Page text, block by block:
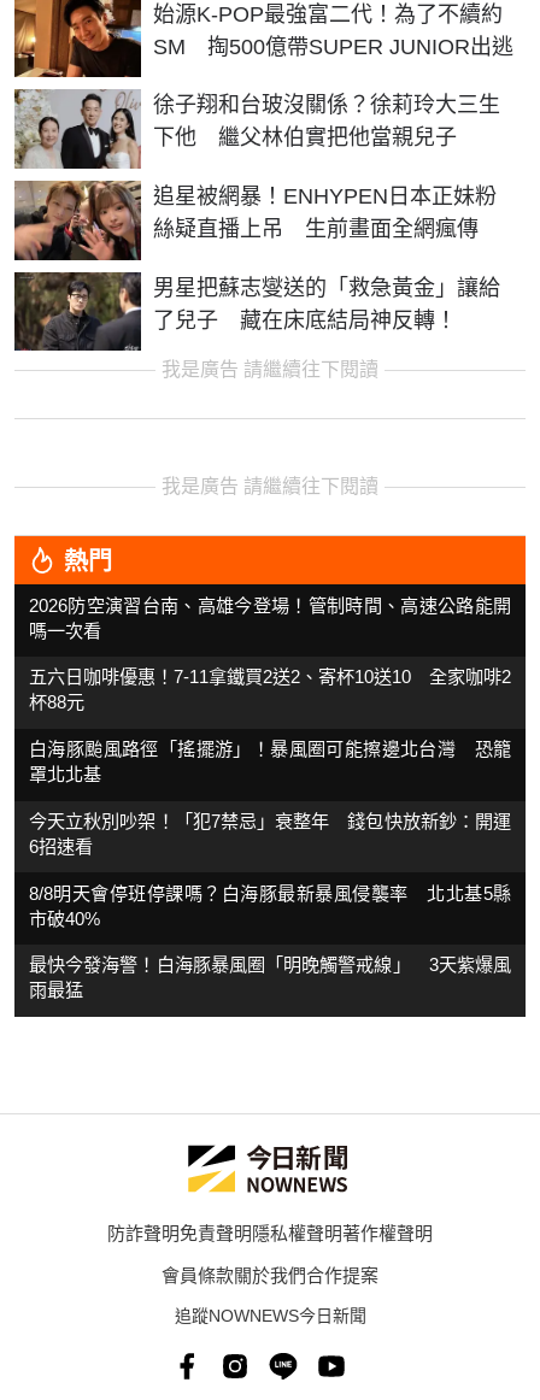
始源K-POP最強富二代！為了不續約
SM 掏500億帶SUPER JUNIOR出逃
徐子翔和台玻沒關係？徐莉玲大三生
下他 繼父林伯實把他當親兒子
追星被網暴！ENHYPEN日本正妹粉
絲疑直播上吊 生前畫面全網瘋傳
男星把蘇志燮送的「救急黃金」讓給
了兒子 藏在床底結局神反轉！
我是廣告 請繼續往下閱讀
我是廣告 請繼續往下閱讀
熱門
2026防空演習台南、高雄今登場！管制時間、高速公路能開
嗎一次看
五六日咖啡優惠！7-11拿鐵買2送2、寄杯10送10 全家咖啡2
杯88元
白海豚颱風路徑「搖擺游」！暴風圈可能擦邊北台灣 恐籠
罩北北基
今天立秋別吵架！「犯7禁忌」衰整年 錢包快放新鈔：開運
6招速看
8/8明天會停班停課嗎？白海豚最新暴風侵襲率 北北基5縣
市破40%
最快今發海警！白海豚暴風圈「明晚觸警戒線」 3天紫爆風
雨最猛
防詐聲明免責聲明隱私權聲明著作權聲明
會員條款關於我們合作提案
追蹤NOWNEWS今日新聞